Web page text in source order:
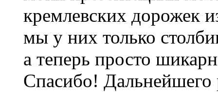
кремлевских дорожек
мы у них только
а теперь просто
Спасибо! Дальнейшего